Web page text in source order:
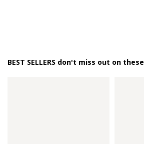
BEST SELLERS don't miss out on these